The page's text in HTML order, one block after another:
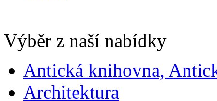
Výběr z naší nabídky
Antická knihovna,
Architektura